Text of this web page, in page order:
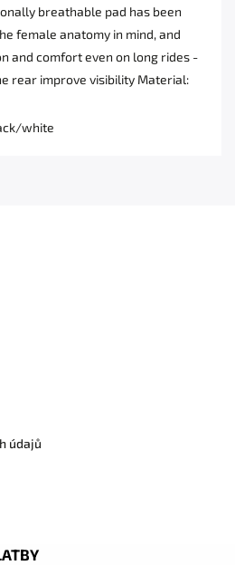
breathable pad has been
female anatomy in mind, and
and comfort even on long rides -
rear improve visibility Material:
white
údajů